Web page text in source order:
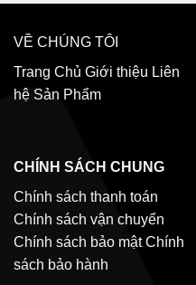
VỀ CHÚNG TÔI
Trang Chủ Giới thiệu Liên
hệ Sản Phẩm
CHÍNH SÁCH CHUNG
Chính sách thanh toán
Chính sách vận chuyển
Chính sách bảo mật Chính
sách bảo hành